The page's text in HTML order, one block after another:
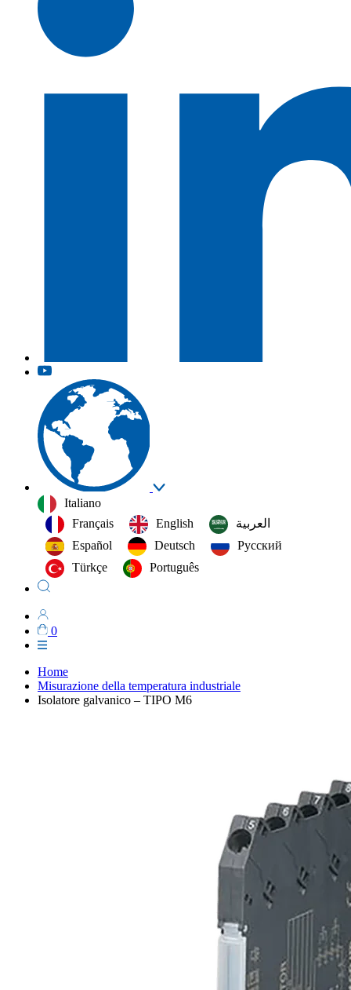
Italiano
Français
English
العربية‏
Español
Deutsch
Русский
Türkçe
Português
0
Home
Misurazione della temperatura industriale
Isolatore galvanico – TIPO M6